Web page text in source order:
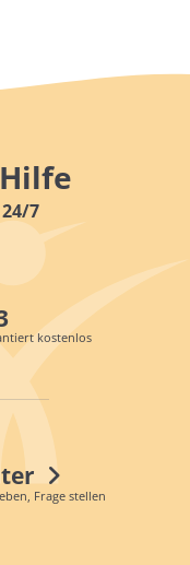
7
kostenlos
Frage stellen